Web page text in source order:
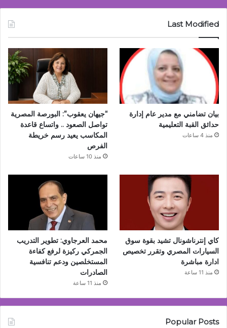
Last Modified
بيان تضامني مع مدير عام إدارة
حدائق القبة التعليمية
منذ 4 ساعات
“جيهان يعقوب”: البورصة المصرية
تواصل الصعود .. واتساع قاعدة
المكاسب يعيد رسم خريطة
الفرص
منذ 10 ساعات
كاي إنترناشونال تشيد بقوة سوق
السيارات المصري وتقرر تخصيص
ادارة مباشرة
منذ 11 ساعة
محمد العرجاوي: تطوير التدريب
الجمركي ركيزة لرفع كفاءة
المستخلصين ودعم تنافسية
الصادرات
منذ 11 ساعة
Popular Posts